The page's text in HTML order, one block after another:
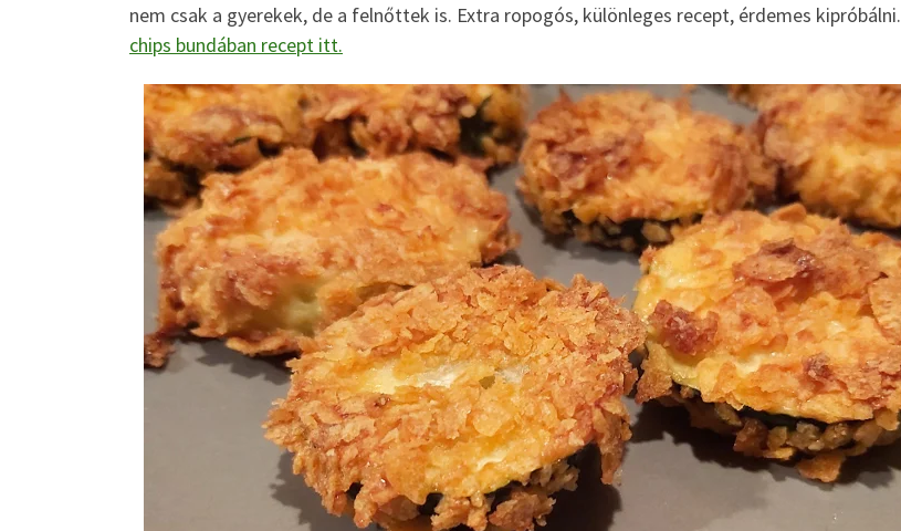
nem csak a gyerekek, de a felnőttek is. Extra ropogós, különleges recept, érdemes kipróbálni.
chips bundában recept itt.